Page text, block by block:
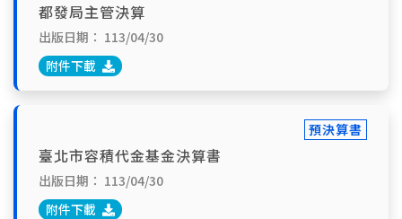
都發局主管決算
出版日期： 113/04/30
附件下載
預決算書
臺北市容積代金基金決算書
出版日期： 113/04/30
附件下載